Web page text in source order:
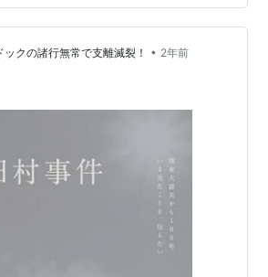
スジ（←どのスジ？）では話題にな
、私はそもそもこんな事件があった
た。 震災後にいわれもない噂が飛び
殺された、という教科書レベルのこ
ックの諸行無常で支離滅裂！ • 2年前